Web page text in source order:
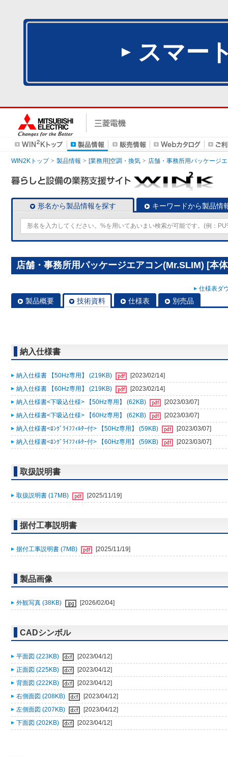
スマー
WIN2Kトップ 製品情報 [業務用]空調・換気 店舗・事務所用パッケージ
形名から製品情報を探す キーワードから製品情
店舗・事務所用パッケージエアコン(Mr.SLIM) [本
仕様表ダ
製品概要 技術資料 仕様表 別売品
納入仕様書
納入仕様書 【50Hz専用】 (219KB)
[2023/02/14]
納入仕様書 【60Hz専用】 (219KB)
[2023/02/14]
納入仕様書<下吸込仕様> 【50Hz専用】 (62KB)
[2023/03/07]
納入仕様書<下吸込仕様> 【60Hz専用】 (62KB)
[2023/03/07]
納入仕様書<ﾛﾝｸﾞﾗｲﾌﾌｨﾙﾀｰ付> 【50Hz専用】 (59KB)
[2023/03/07]
納入仕様書<ﾛﾝｸﾞﾗｲﾌﾌｨﾙﾀｰ付> 【60Hz専用】 (59KB)
[2023/03/07]
取扱説明書
取扱説明書 (17MB) [2025/11/19]
据付工事説明書
据付工事説明書 (7MB) [2025/11/19]
製品画像
外観写真 (38KB) [2026/02/04]
CADシンボル
平面図 (223KB)
[2023/04/12]
正面図 (225KB)
[2023/04/12]
背面図 (222KB)
[2023/04/12]
右側面図 (208KB)
[2023/04/12]
左側面図 (207KB)
[2023/04/12]
下面図 (202KB)
[2023/04/12]